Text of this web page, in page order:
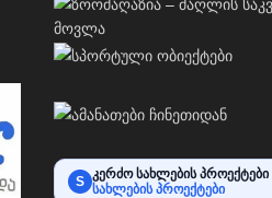
S კერძო სახლების პროექტები
სახლების პროექტები